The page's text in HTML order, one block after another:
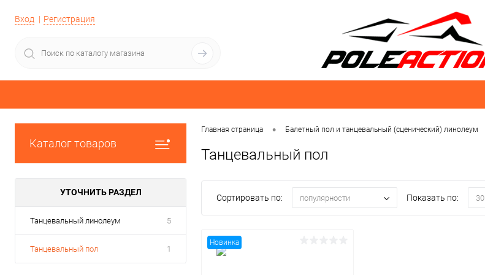
Вход Регистрация
Каталог товаров
УТОЧНИТЬ РАЗДЕЛ
Танцевальный линолеум 5
Танцевальный пол 1
Главная страница • Балетный пол и танцевальный (сценический) линолеум
Танцевальный пол
Сортировать по: популярности Показать по: 30
Новинка